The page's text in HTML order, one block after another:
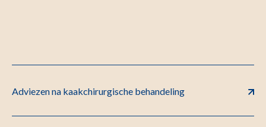
Adviezen na kaakchirurgische behandeling